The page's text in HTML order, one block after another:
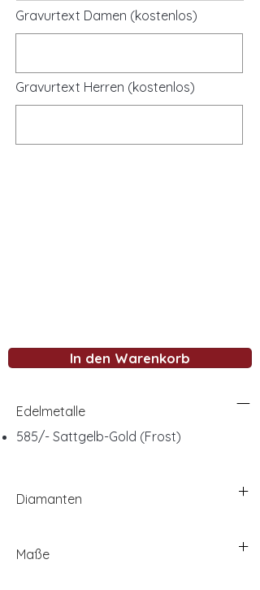
Gravurtext Damen (kostenlos)
Gravurtext Herren (kostenlos)
In den Warenkorb
Edelmetalle
585/- Sattgelb-Gold (Frost)
Diamanten
Maße